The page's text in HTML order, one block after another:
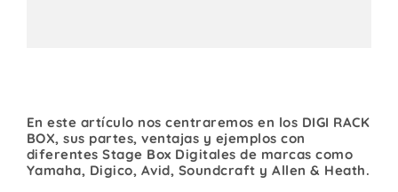
En este artículo nos centraremos en los DIGI RACK
BOX, sus partes, ventajas y ejemplos con
diferentes Stage Box Digitales de marcas como
Yamaha, Digico, Avid, Soundcraft y Allen & Heath.